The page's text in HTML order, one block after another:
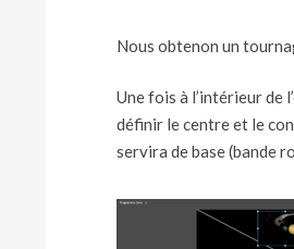
Nous obtenon un
Une fois à l’intérieur de
définir le centre et le
servira de base (bande